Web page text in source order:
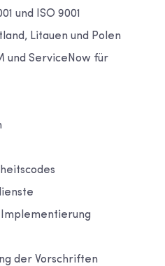
und ISO 9001
Litauen und Polen
und ServiceNow für
Implementierung
der Vorschriften